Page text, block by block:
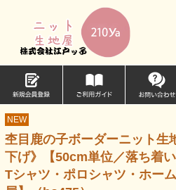
NEW
杢目鹿の子ボーダーニット
下げ》【50cm単位／落ち着
Tシャツ・ポロシャツ・ホー